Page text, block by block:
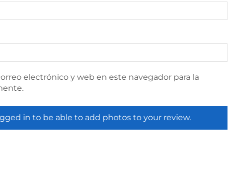
electrónico y web en este navegador para la
in to be able to add photos to your review.